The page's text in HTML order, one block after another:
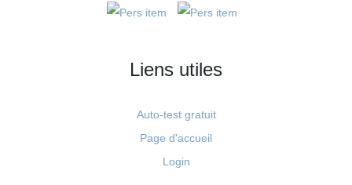
Liens utiles
Auto-test gratuit
Page d'accueil
Login